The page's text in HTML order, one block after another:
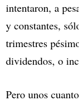
intentaron, a
y constantes,
trimestres
dividendos, o
Pero unos